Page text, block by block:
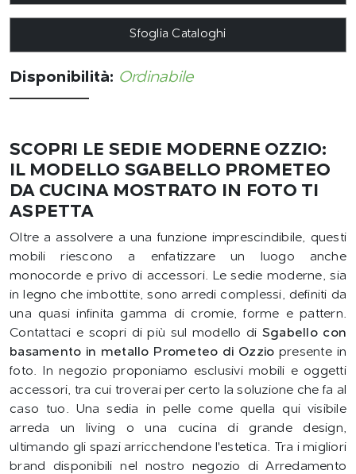
Sfoglia Cataloghi
Disponibilità: Ordinabile
SCOPRI LE SEDIE MODERNE OZZIO:
IL MODELLO SGABELLO PROMETEO
DA CUCINA MOSTRATO IN FOTO TI
ASPETTA
Oltre a assolvere a una funzione imprescindibile, questi
mobili riescono a enfatizzare un luogo anche
monocorde e privo di accessori. Le sedie moderne, sia
in legno che imbottite, sono arredi complessi, definiti da
una quasi infinita gamma di cromie, forme e pattern.
Contattaci e scopri di più sul modello di Sgabello con
basamento in metallo Prometeo di Ozzio presente in
foto. In negozio proponiamo esclusivi mobili e oggetti
accessori, tra cui troverai per certo la soluzione che fa al
caso tuo. Una sedia in pelle come quella qui visibile
arreda un living o una cucina di grande design,
ultimando gli spazi arricchendone l'estetica. Tra i migliori
brand disponibili nel nostro negozio di Arredamento